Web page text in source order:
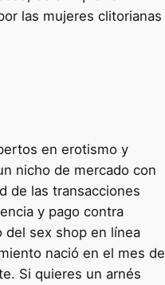
las mujeres clitorianas
en erotismo y
nicho de mercado con
de las transacciones
y pago contra
del sex shop en línea
nació en el mes de
Si quieres un arnés